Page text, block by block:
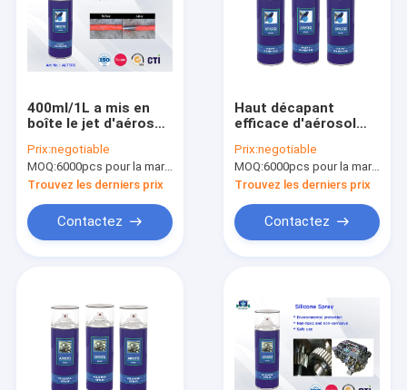
400ml/1L a mis en
boîte le jet d'aérosol
maintien de
machines et
l'industrie de
décoration
Prix:negotiable
MOQ:6000pcs pour la marque d'Aristo, 15000pcs pour la marque de client
Trouvez les derniers prix
Contactez
Haut décapant
efficace d'aérosol
peinture multi de jet
de voiture qui
respecte
l'environnement
Prix:negotiable
MOQ:6000pcs pour la marque d'Aristo, 15000pcs pour la marque de client
Trouvez les derniers prix
Contactez